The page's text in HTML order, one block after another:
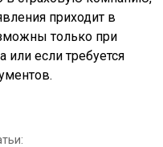
приходит в
только при
или если требуется